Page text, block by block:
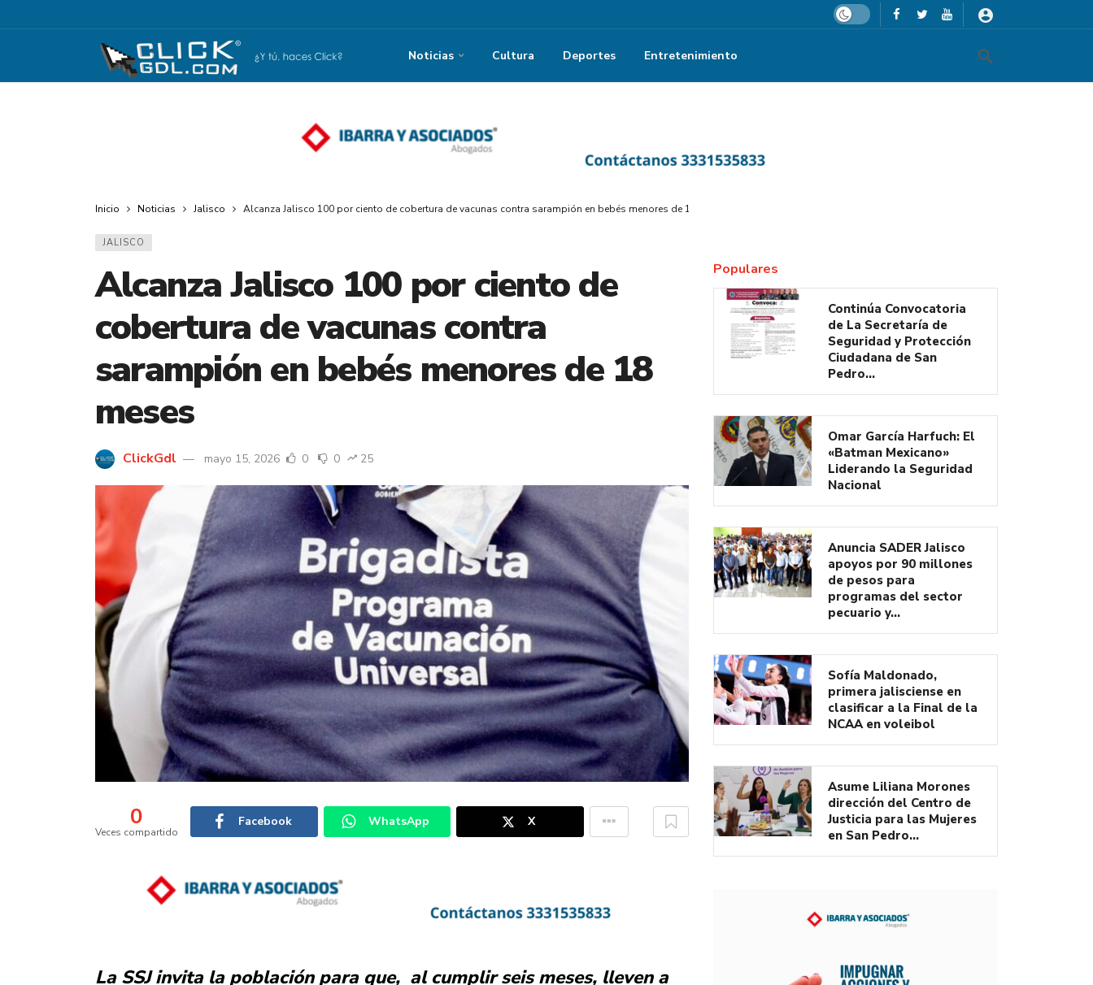
Dark mode
Noticias Cultura Deportes Entretenimiento
Inicio Noticias Jalisco Alcanza Jalisco 100 por ciento de cobertura de vacunas contra sarampión en bebés menores de 18 meses
JALISCO
Alcanza Jalisco 100 por ciento de
cobertura de vacunas contra
sarampión en bebés menores de 18
meses
ClickGdl mayo 15, 2026 0 0 25
0
Veces compartido
Facebook WhatsApp X
La SSJ invita la población para que, al cumplir seis meses, lleven a
Populares
Continúa Convocatoria
de La Secretaría de
Seguridad y Protección
Ciudadana de San
Pedro…
Omar García Harfuch: El
«Batman Mexicano»
Liderando la Seguridad
Nacional
Anuncia SADER Jalisco
apoyos por 90 millones
de pesos para
programas del sector
pecuario y…
Sofía Maldonado,
primera jalisciense en
clasificar a la Final de la
NCAA en voleibol
Asume Liliana Morones
dirección del Centro de
Justicia para las Mujeres
en San Pedro…